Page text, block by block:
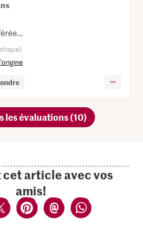
les évaluations (10)
cet article avec vos
amis!